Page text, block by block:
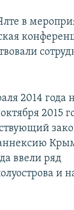
в
2014 года
2015
ввели ряд
и